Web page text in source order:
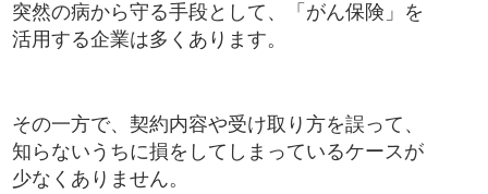
突然の病から守る手段として、「がん保険」を
活用する企業は多くあります。
その一方で、契約内容や受け取り方を誤って、
知らないうちに損をしてしまっているケースが
少なくありません。